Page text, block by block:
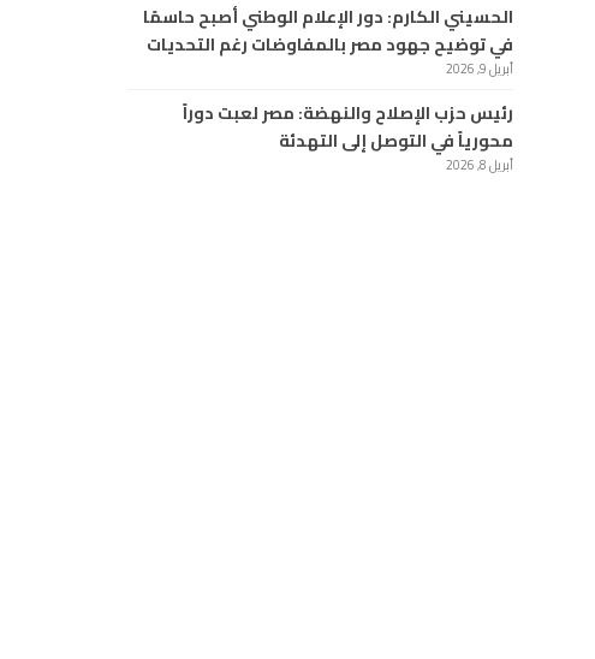
الحسيني الكارم: دور الإعلام الوطني أصبح حاسمًا
في توضيح جهود مصر بالمفاوضات رغم التحديات
أبريل 9, 2026
رئيس حزب الإصلاح والنهضة: مصر لعبت دوراً
محورياً في التوصل إلى التهدئة
أبريل 8, 2026